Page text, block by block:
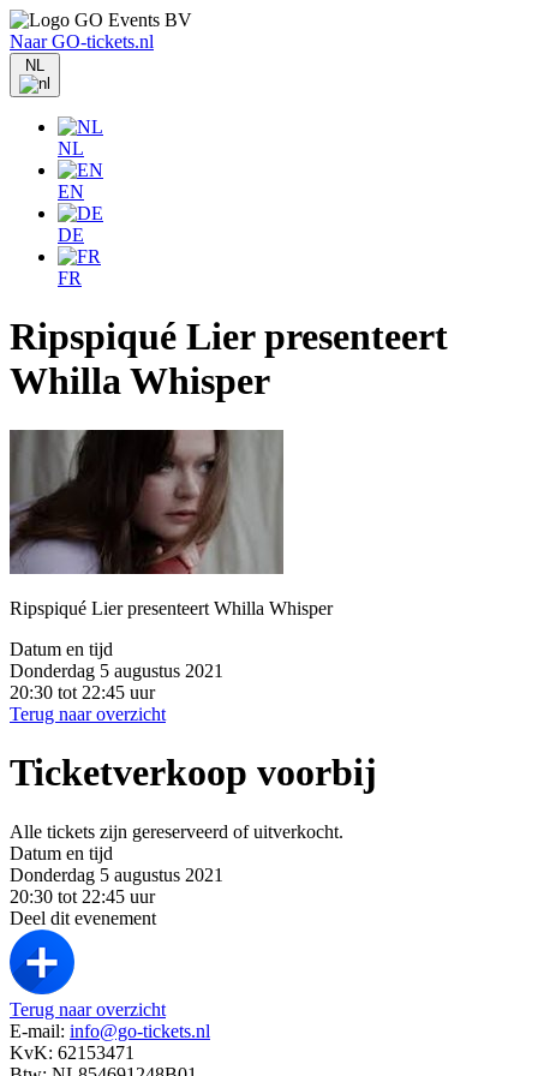
Naar GO-tickets.nl
NL
NL
EN
DE
FR
Ripspiqué Lier presenteert
Whilla Whisper
Ripspiqué Lier presenteert Whilla Whisper
Datum en tijd
Donderdag 5 augustus 2021
20:30 tot 22:45 uur
Terug naar overzicht
Ticketverkoop voorbij
Alle tickets zijn gereserveerd of uitverkocht.
Datum en tijd
Donderdag 5 augustus 2021
20:30 tot 22:45 uur
Deel dit evenement
Terug naar overzicht
E-mail: info@go-tickets.nl
KvK: 62153471